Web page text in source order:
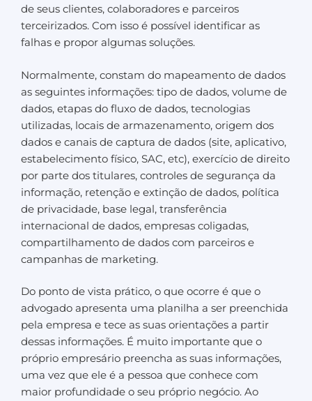
de seus clientes, colaboradores e parceiros
terceirizados. Com isso é possível identificar as
falhas e propor algumas soluções.
Normalmente, constam do mapeamento de dados
as seguintes informações: tipo de dados, volume de
dados, etapas do fluxo de dados, tecnologias
utilizadas, locais de armazenamento, origem dos
dados e canais de captura de dados (site, aplicativo,
estabelecimento físico, SAC, etc), exercício de direito
por parte dos titulares, controles de segurança da
informação, retenção e extinção de dados, política
de privacidade, base legal, transferência
internacional de dados, empresas coligadas,
compartilhamento de dados com parceiros e
campanhas de marketing.
Do ponto de vista prático, o que ocorre é que o
advogado apresenta uma planilha a ser preenchida
pela empresa e tece as suas orientações a partir
dessas informações. É muito importante que o
próprio empresário preencha as suas informações,
uma vez que ele é a pessoa que conhece com
maior profundidade o seu próprio negócio. Ao